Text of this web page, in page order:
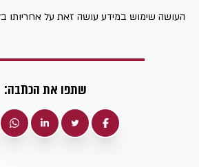
העושה שימוש במידע עושה זאת על אחריותו
שתפו את הכתבה: